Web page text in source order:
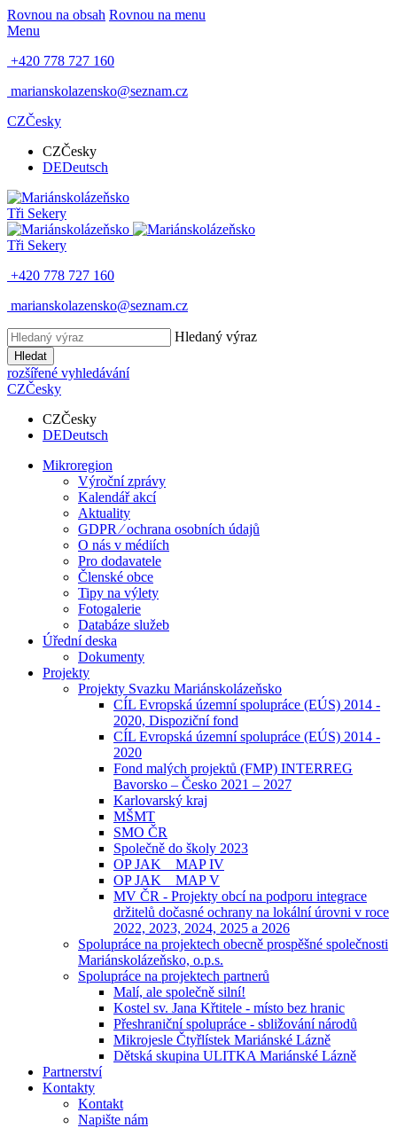
Rovnou na obsah Rovnou na menu
Menu
+420 778 727 160
marianskolazensko@seznam.cz
CZČesky
CZČesky
DEDeutsch
Tři Sekery
Tři Sekery
+420 778 727 160
marianskolazensko@seznam.cz
Hledaný výraz
Hledat
rozšířené vyhledávání
CZČesky
CZČesky
DEDeutsch
Mikroregion
Výroční zprávy
Kalendář akcí
Aktuality
GDPR ⁄ ochrana osobních údajů
O nás v médiích
Pro dodavatele
Členské obce
Tipy na výlety
Fotogalerie
Databáze služeb
Úřední deska
Dokumenty
Projekty
Projekty Svazku Mariánskolázeňsko
CÍL Evropská územní spolupráce (EÚS) 2014 -
2020, Dispoziční fond
CÍL Evropská územní spolupráce (EÚS) 2014 -
2020
Fond malých projektů (FMP) INTERREG
Bavorsko – Česko 2021 – 2027
Karlovarský kraj
MŠMT
SMO ČR
Společně do školy 2023
OP JAK _ MAP IV
OP JAK _ MAP V
MV ČR - Projekty obcí na podporu integrace
držitelů dočasné ochrany na lokální úrovni v roce
2022, 2023, 2024, 2025 a 2026
Spolupráce na projektech obecně prospěšné společnosti
Mariánskolázeňsko, o.p.s.
Spolupráce na projektech partnerů
Malí, ale společně silní!
Kostel sv. Jana Křtitele - místo bez hranic
Přeshraniční spolupráce - sbližování národů
Mikrojesle Čtyřlístek Mariánské Lázně
Dětská skupina ULITKA Mariánské Lázně
Partnerství
Kontakty
Kontakt
Napište nám